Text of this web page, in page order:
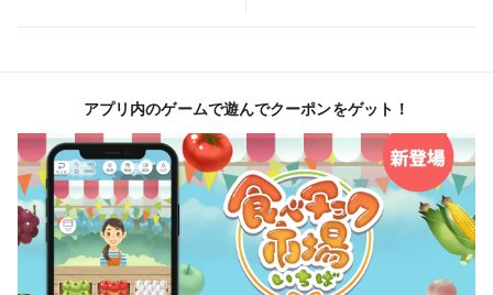
※なまものですので、お早めにお召し上がりください。
＃自然栽培
＃自然農法
＃農薬不使用
＃化学肥料不使用
アプリ内のゲームで遊んでクーポンをゲット！